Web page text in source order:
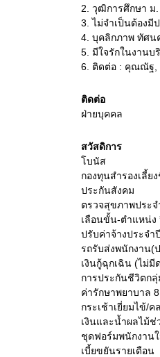
2. วุฒิการศึกษา ม
3. ไม่จำเป็นต้องมี
4. บุคลิกภาพ ทัศน
5. มีใจรักในงานบ
6. ติดต่อ : คุณณัฐ,
ติดต่อ
ฝ่ายบุคคล
สวัสดิการ
โบนัส
กองทุนสำรองเลี้ย
ประกันสังคม
ตรวจสุขภาพประจ
เลือนขั้น-ตำแหน่ง
ปรับค่าจ้างประจำปี
รถรับส่งพนักงาน(
เงินกู้ฉุกเฉิน (ไม่มี
การประกันชีวิตกลุ่
ค่ารักษาพยาบาล
กระเช้าเยี่ยมไข้/ค
เงินและน้ำผลไม้ช่
ชุดฟอร์มพนักงาน
เบี้ยขยันรายเดือน